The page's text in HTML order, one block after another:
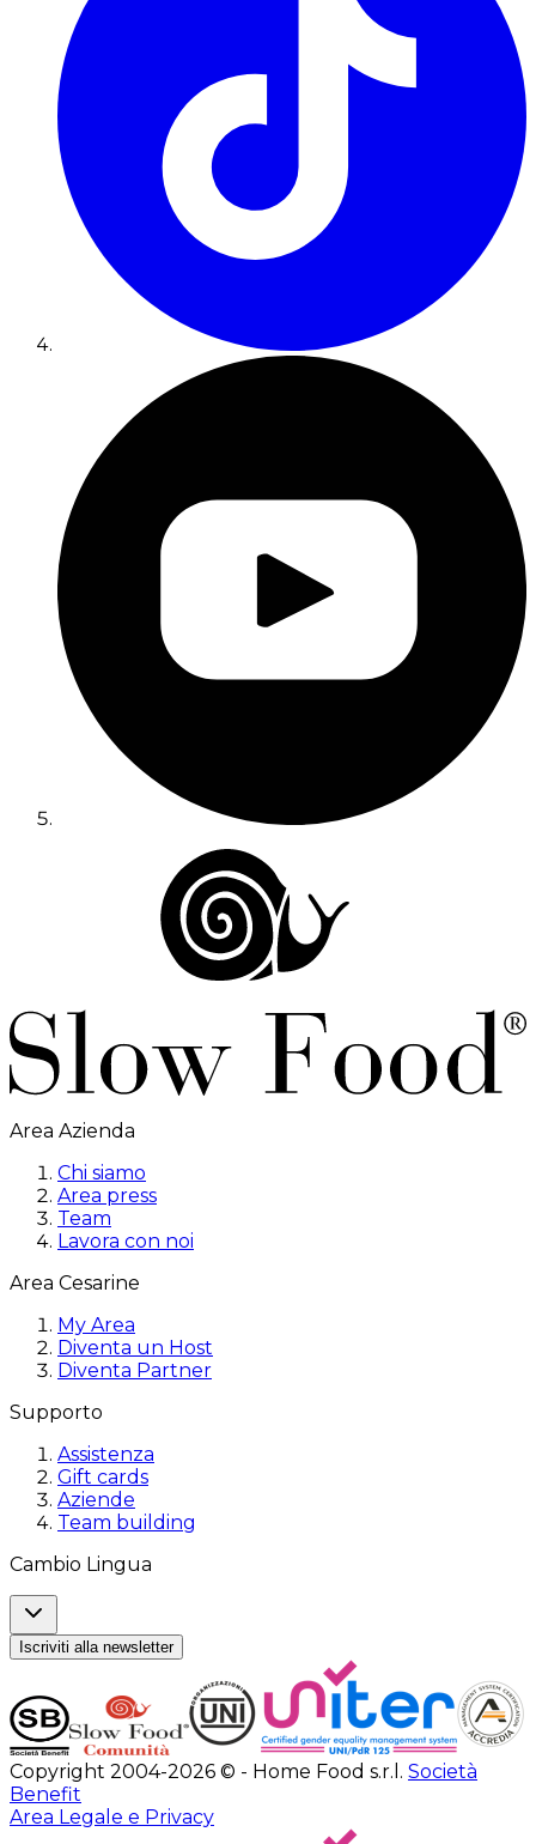
Area Azienda
Chi siamo
Area press
Team
Lavora con noi
Area Cesarine
My Area
Diventa un Host
Diventa Partner
Supporto
Assistenza
Gift cards
Aziende
Team building
Cambio Lingua
Iscriviti alla newsletter
Copyright 2004-2026 © - Home Food s.r.l. Società
Benefit
Area Legale e Privacy